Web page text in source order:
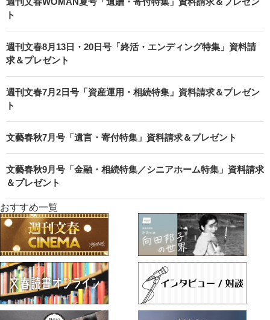
ト
週刊文春8月13日・20日号「終活・エンディング特集」資料請
求＆プレゼント
週刊文春7月2日号「資産運用・相続特集」資料請求＆プレゼン
ト
文藝春秋7月号「遺言・寄付特集」資料請求＆プレゼント
文藝春秋9月号「金融・相続特集／シニアホーム特集」資料請求
＆プレゼント
おすすめ一覧